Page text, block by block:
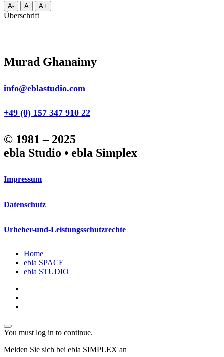
A- A A+
Überschrift
Murad Ghanaimy
info@eblastudio.com
+49 (0) 157 347 910 22
© 1981 – 2025
ebla Studio • ebla Simplex
Impressum
Datenschutz
Urheber-und-Leistungsschutzrechte
Close
Menu
Home
ebla SPACE
ebla STUDIO
You must log in to continue.
Melden Sie sich bei ebla SIMPLEX an